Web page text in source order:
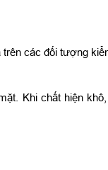
các đối tượng
Khi chất hiện